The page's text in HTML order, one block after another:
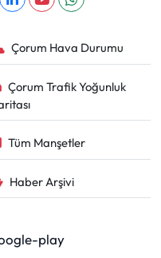
Çorum Hava Durumu
Çorum Trafik Yoğunluk
Tüm Manşetler
Haber Arşivi